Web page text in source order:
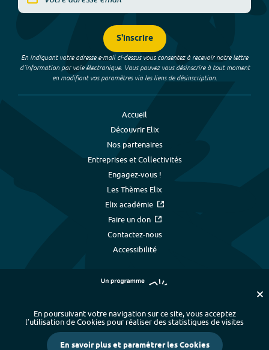
S'inscrire
En indiquant votre adresse e-mail ci-dessus vous consentez à recevoir notre lettre
d’information par voie électronique. Vous pouvez vous désinscrire à tout moment
en modifiant vos paramètres via les liens de désinscription.
Accueil
Découvrir Elix
Nos partenaires
Entreprises et Collectivités
Engagez-vous !
Les Thèmes Elix
Elix académie
Faire un don
Contactez-nous
Accessibilité
Plan du site - Index alphabétique
-
Mentions légales et données personnelles
- Paramétrer les cookies
En poursuivant votre navigation sur ce site, vous acceptez
l’utilisation de Cookies pour réaliser des statistiques de visites
En savoir plus et paramétrer les Cookies